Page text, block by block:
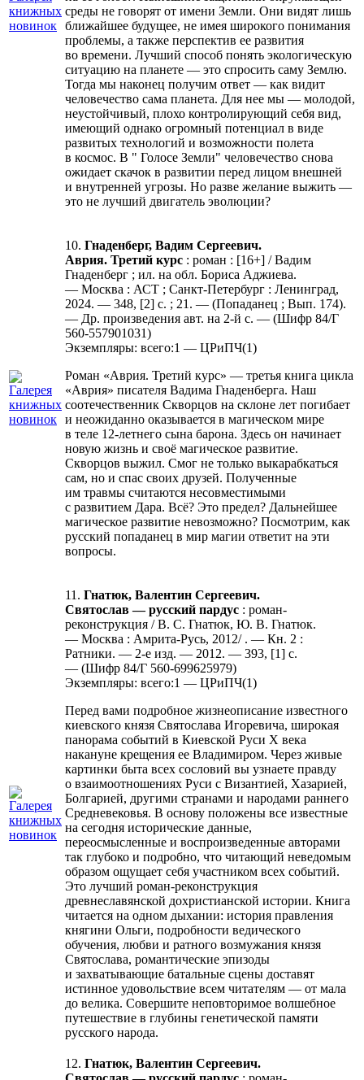
среды не говорят от имени Земли. Они видят лишь
ближайшее будущее, не имея широкого понимания
проблемы, а также перспектив ее развития
во времени. Лучший способ понять экологическую
ситуацию на планете — это спросить саму Землю.
Тогда мы наконец получим ответ — как видит
человечество сама планета. Для нее мы — молодой,
неустойчивый, плохо контролирующий себя вид,
имеющий однако огромный потенциал в виде
развитых технологий и возможности полета
в космос. В " Голосе Земли" человечество снова
ожидает скачок в развитии перед лицом внешней
и внутренней угрозы. Но разве желание выжить —
это не лучший двигатель эволюции?
10. Гнаденберг, Вадим Сергеевич.
Аврия. Третий курс : роман : [16+] / Вадим
Гнаденберг ; ил. на обл. Бориса Аджиева.
— Москва : АСТ ; Санкт-Петербург : Ленинград,
2024. — 348, [2] с. ; 21. — (Попаданец ; Вып. 174).
— Др. произведения авт. на 2-й с. — (Шифр 84/Г
560-557901031)
Экземпляры: всего:1 — ЦРиПЧ(1)
Роман «Аврия. Третий курс» — третья книга цикла
«Аврия» писателя Вадима Гнаденберга. Наш
соотечественник Скворцов на склоне лет погибает
и неожиданно оказывается в магическом мире
в теле 12-летнего сына барона. Здесь он начинает
новую жизнь и своё магическое развитие.
Скворцов выжил. Смог не только выкарабкаться
сам, но и спас своих друзей. Полученные
им травмы считаются несовместимыми
с развитием Дара. Всё? Это предел? Дальнейшее
магическое развитие невозможно? Посмотрим, как
русский попаданец в мир магии ответит на эти
вопросы.
11. Гнатюк, Валентин Сергеевич.
Святослав — русский пардус : роман-
реконструкция / В. С. Гнатюк, Ю. В. Гнатюк.
— Москва : Амрита-Русь, 2012/ . — Кн. 2 :
Ратники. — 2-е изд. — 2012. — 393, [1] с.
— (Шифр 84/Г 560-699625979)
Экземпляры: всего:1 — ЦРиПЧ(1)
Перед вами подробное жизнеописание известного
киевского князя Святослава Игоревича, широкая
панорама событий в Киевской Руси X века
накануне крещения ее Владимиром. Через живые
картинки быта всех сословий вы узнаете правду
о взаимоотношениях Руси с Византией, Хазарией,
Болгарией, другими странами и народами раннего
Средневековья. В основу положены все известные
на сегодня исторические данные,
переосмысленные и воспроизведенные авторами
так глубоко и подробно, что читающий неведомым
образом ощущает себя участником всех событий.
Это лучший роман-реконструкция
древнеславянской дохристианской истории. Книга
читается на одном дыхании: история правления
княгини Ольги, подробности ведического
обучения, любви и ратного возмужания князя
Святослава, романтические эпизоды
и захватывающие батальные сцены доставят
истинное удовольствие всем читателям — от мала
до велика. Совершите неповторимое волшебное
путешествие в глубины генетической памяти
русского народа.
12. Гнатюк, Валентин Сергеевич.